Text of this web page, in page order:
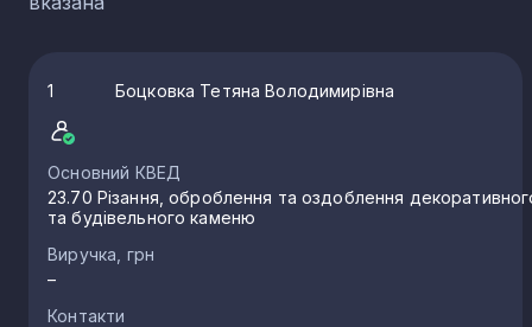
1 Боцковка Тетяна Володимирівна
Основний КВЕД
23.70 Різання, оброблення та оздоблення
та будівельного каменю
Виручка, грн
–
Контакти